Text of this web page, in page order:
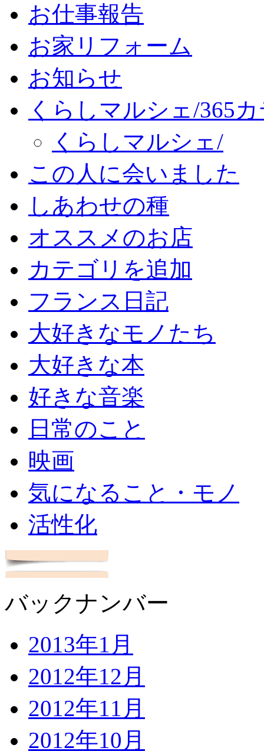
お仕事報告
お家リフォーム
お知らせ
くらしマルシェ/365
くらしマルシェ/
この人に会いました
しあわせの種
オススメのお店
カテゴリを追加
フランス日記
大好きなモノたち
大好きな本
好きな音楽
日常のこと
映画
気になること・モノ
活性化
バックナンバー
2013年1月
2012年12月
2012年11月
2012年10月